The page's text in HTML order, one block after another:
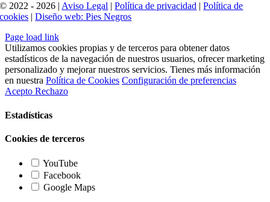
© 2022 - 2026 |Aviso Legal |Política de privacidad |Política de
cookies |Diseño web: Pies Negros
Page load link
Utilizamos cookies propias y de terceros para obtener datos
estadísticos de la navegación de nuestros usuarios, ofrecer marketing
personalizado y mejorar nuestros servicios. Tienes más información
en nuestra Política de Cookies Configuración de preferencias
Acepto Rechazo
Estadísticas
Cookies de terceros
YouTube
Facebook
Google Maps